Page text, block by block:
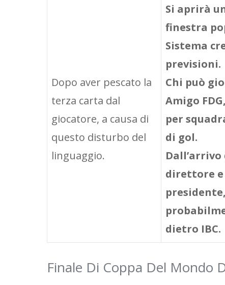
Dopo aver pescato la
terza carta dal
giocatore, a causa di
questo disturbo del
linguaggio.
Si aprirà
finestra
Sistema
previsioni.
Chi può
Amigo
per
di gol.
direttore e
presidente,
dietro IBC.
Finale Di Coppa Del Mondo